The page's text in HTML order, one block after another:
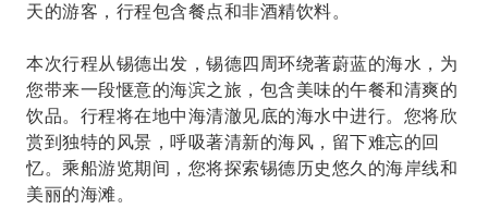
天的游客，行程包含餐点和非酒精饮料。
本次行程从锡德出发，锡德四周环绕著蔚蓝的海水，为
您带来一段惬意的海滨之旅，包含美味的午餐和清爽的
饮品。行程将在地中海清澈见底的海水中进行。您将欣
赏到独特的风景，呼吸著清新的海风，留下难忘的回
忆。乘船游览期间，您将探索锡德历史悠久的海岸线和
美丽的海滩。